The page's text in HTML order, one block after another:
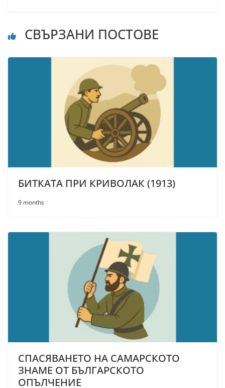
СВЪРЗАНИ ПОСТОВЕ
БИТКАТА ПРИ КРИВОЛАК (1913)
9 months
СПАСЯВАНЕТО НА САМАРСКОТО
ЗНАМЕ ОТ БЪЛГАРСКОТО
ОПЪЛЧЕНИЕ